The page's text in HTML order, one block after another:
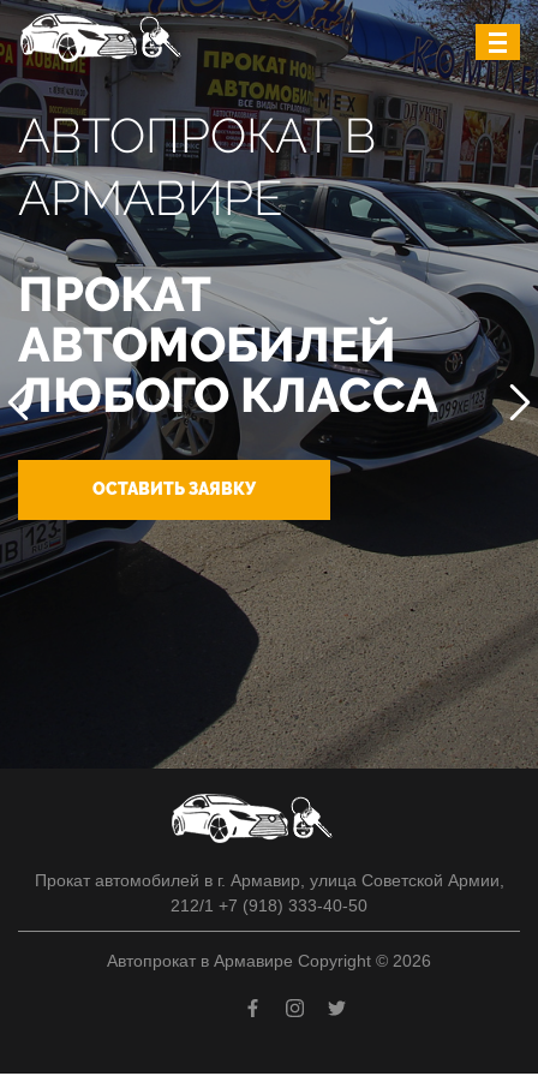
АВТОПРОКАТ В
АРМАВИРЕ
ПРОКАТ
АВТОМОБИЛЕЙ
ЛЮБОГО КЛАССА
ОСТАВИТЬ ЗАЯВКУ
Прокат автомобилей в г. Армавир, улица Советской Армии,
212/1 +7 (918) 333-40-50
Автопрокат в Армавире Copyright © 2026